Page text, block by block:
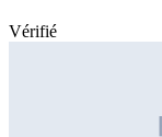
Vérifié